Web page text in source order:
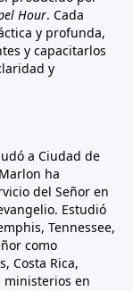
Hour. Cada
y profunda,
y capacitarlos
y
a Ciudad de
ha
del Señor en
Estudió
Tennessee,
como
Costa Rica,
ministerios en